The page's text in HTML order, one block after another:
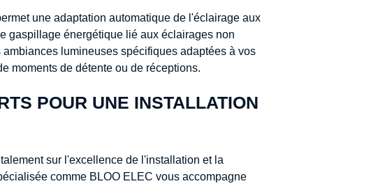
une adaptation automatique de l'éclairage aux
gaspillage énergétique lié aux éclairages non
lumineuses spécifiques adaptées à vos
moments de détente ou de réceptions.
POUR UNE INSTALLATION
sur l'excellence de l'installation et la
comme BLOO ELEC vous accompagne